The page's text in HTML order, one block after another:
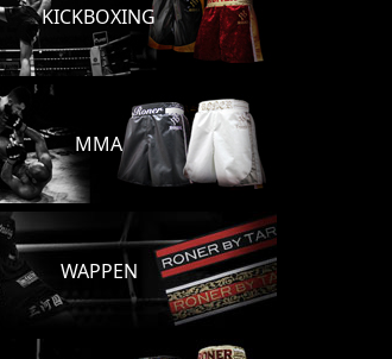
KICKBOXING
MMA
WAPPEN